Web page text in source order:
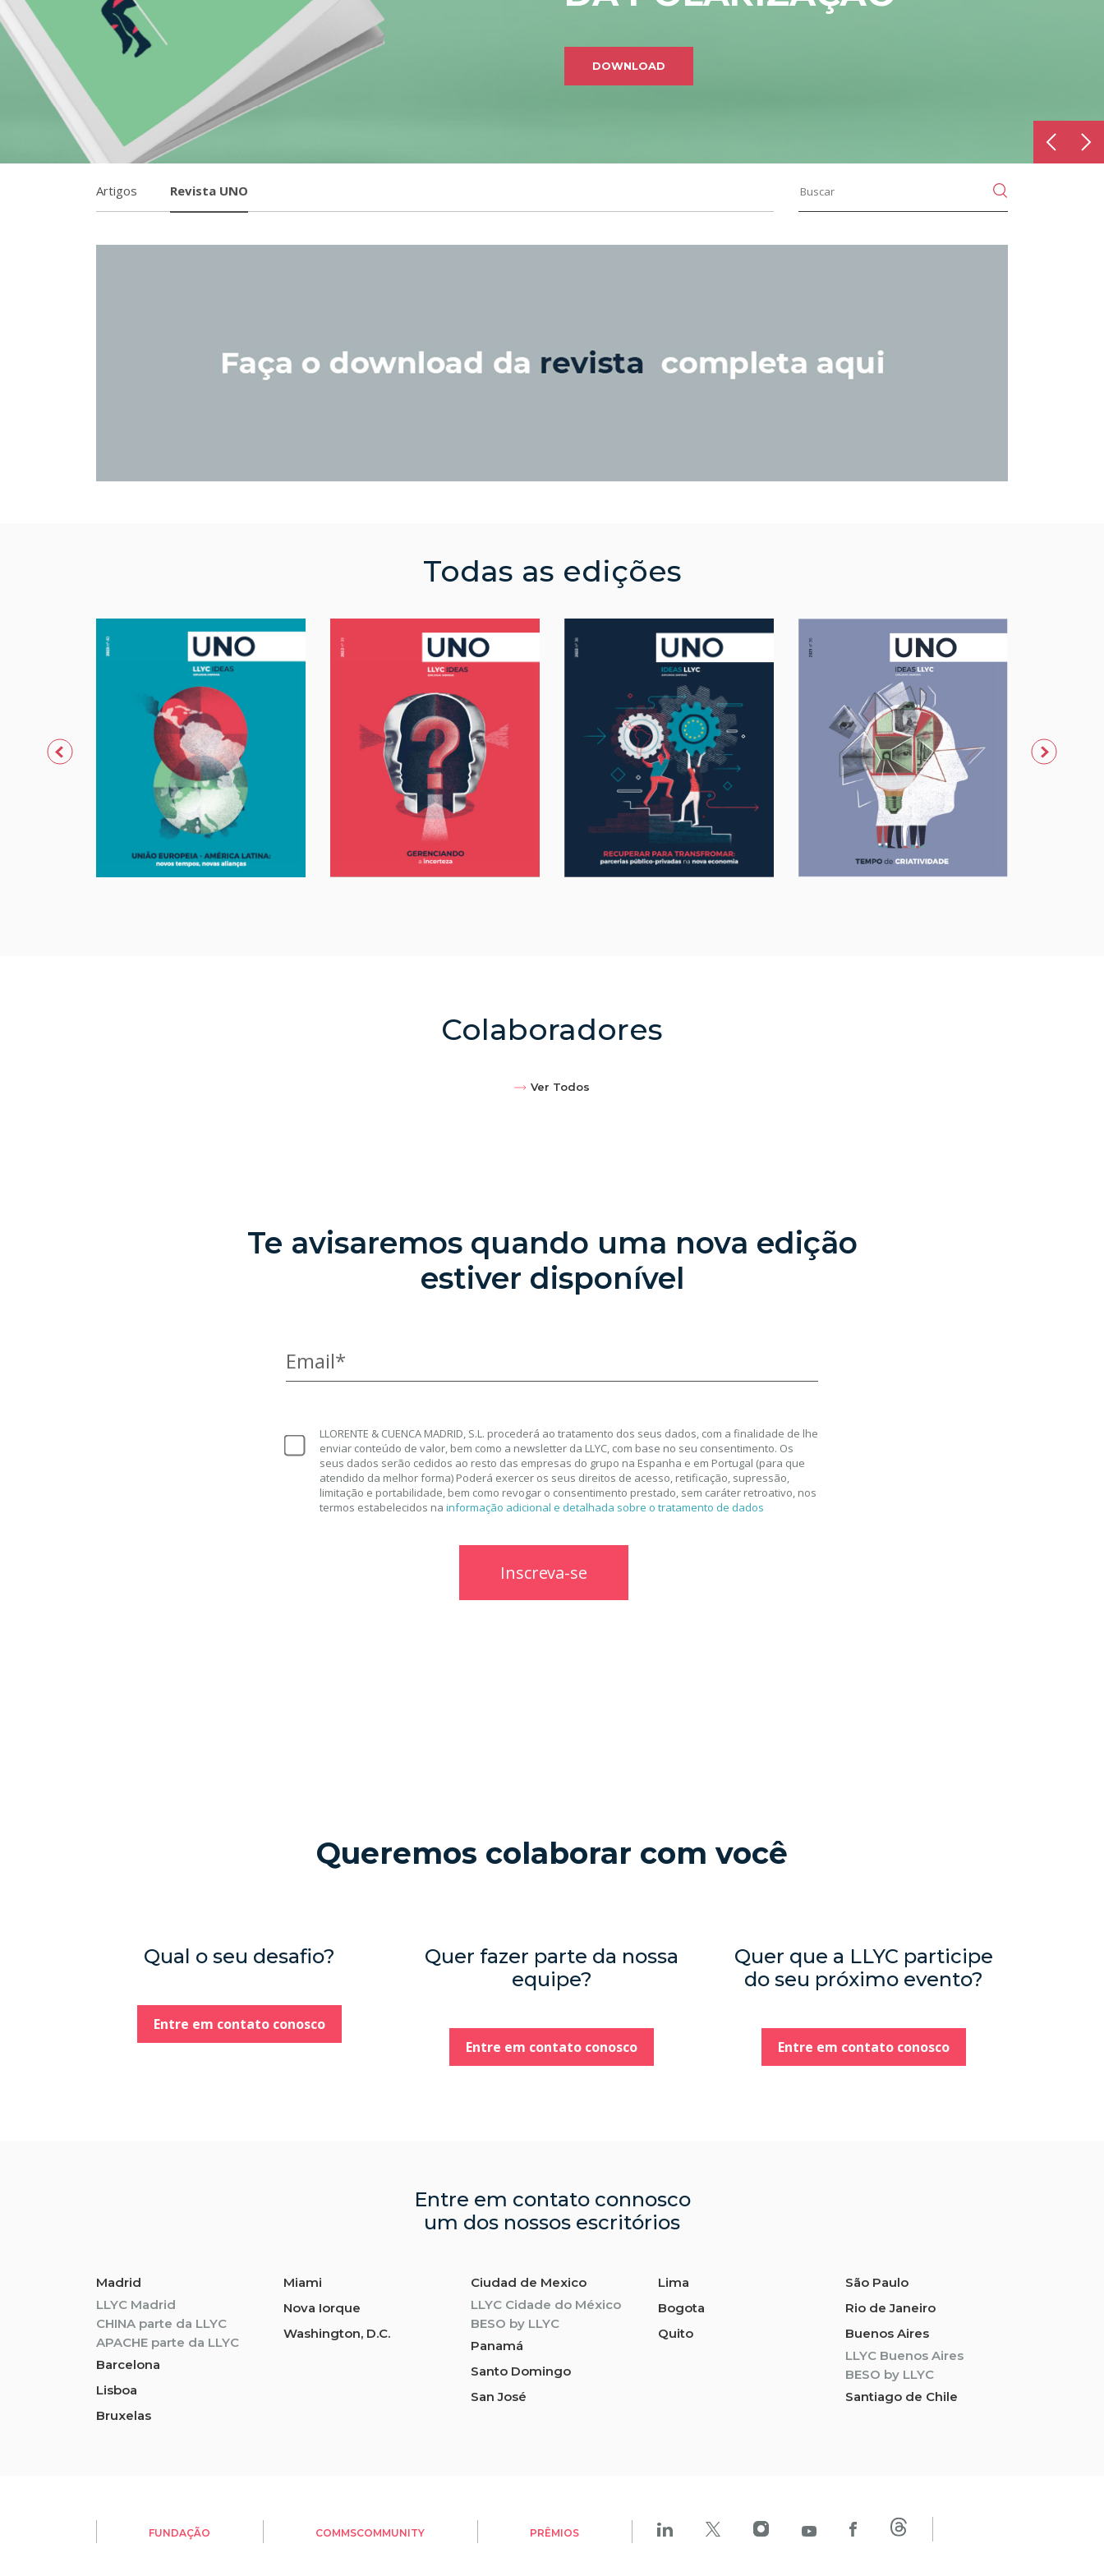
DOWNLOAD
Artigos Revista UNO
Todas as edições
Colaboradores
Ver Todos
Te avisaremos quando uma nova edição
estiver disponível
Email*
LLORENTE & CUENCA MADRID, S.L. procederá ao tratamento dos seus dados, com a finalidade de lhe
enviar conteúdo de valor, bem como a newsletter da LLYC, com base no seu consentimento. Os
seus dados serão cedidos ao resto das empresas do grupo na Espanha e em Portugal (para que
atendido da melhor forma) Poderá exercer os seus direitos de acesso, retificação, supressão,
limitação e portabilidade, bem como revogar o consentimento prestado, sem caráter retroativo, nos
termos estabelecidos na informação adicional e detalhada sobre o tratamento de dados
Queremos colaborar com você
Qual o seu desafio?
Entre em contato conosco
Quer fazer parte da nossa
equipe?
Entre em contato conosco
Quer que a LLYC participe
do seu próximo evento?
Entre em contato conosco
Entre em contato connosco
um dos nossos escritórios
Madrid
LLYC Madrid
CHINA parte da LLYC
APACHE parte da LLYC
Barcelona
Lisboa
Bruxelas
Miami
Nova Iorque
Washington, D.C.
Ciudad de Mexico
LLYC Cidade do México
BESO by LLYC
Panamá
Santo Domingo
San José
Lima
Bogota
Quito
São Paulo
Rio de Janeiro
Buenos Aires
LLYC Buenos Aires
BESO by LLYC
Santiago de Chile
FUNDAÇÃO COMMSCOMMUNITY PRÊMIOS